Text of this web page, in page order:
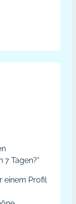
Tagen?“
einem Profil